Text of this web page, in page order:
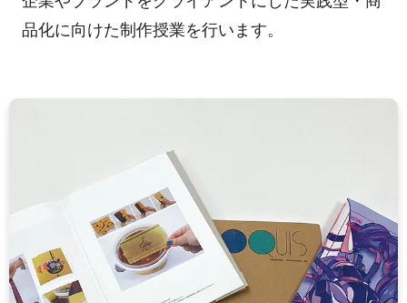
品化に向けた制作授業を行います。